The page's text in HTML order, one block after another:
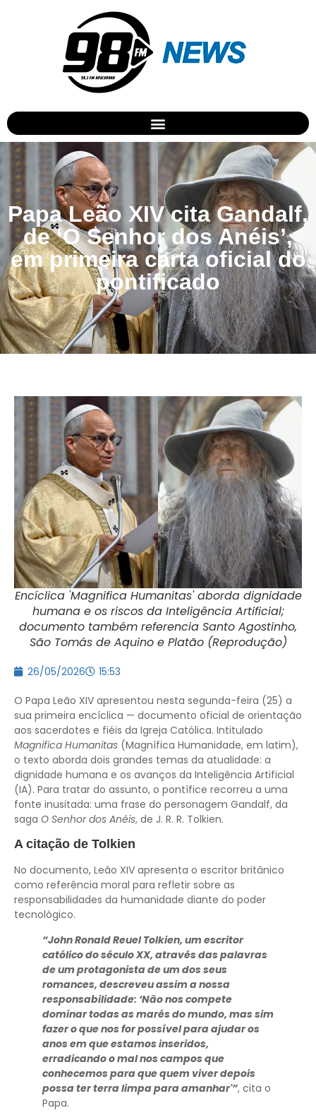
Papa Leão XIV cita Gandalf,
de ‘O Senhor dos Anéis’,
em primeira carta oficial do
pontificado
Encíclica 'Magnifica Humanitas' aborda dignidade
humana e os riscos da Inteligência Artificial;
documento também referencia Santo Agostinho,
São Tomás de Aquino e Platão (Reprodução)
26/05/2026 15:53
O Papa Leão XIV apresentou nesta segunda-feira (25) a
sua primeira encíclica — documento oficial de orientação
aos sacerdotes e fiéis da Igreja Católica. Intitulado
Magnifica Humanitas (Magnífica Humanidade, em latim),
o texto aborda dois grandes temas da atualidade: a
dignidade humana e os avanços da Inteligência Artificial
(IA). Para tratar do assunto, o pontífice recorreu a uma
fonte inusitada: uma frase do personagem Gandalf, da
saga O Senhor dos Anéis, de J. R. R. Tolkien.
A citação de Tolkien
No documento, Leão XIV apresenta o escritor britânico
como referência moral para refletir sobre as
responsabilidades da humanidade diante do poder
tecnológico.
“John Ronald Reuel Tolkien, um escritor
católico do século XX, através das palavras
de um protagonista de um dos seus
romances, descreveu assim a nossa
responsabilidade: ‘Não nos compete
dominar todas as marés do mundo, mas sim
fazer o que nos for possível para ajudar os
anos em que estamos inseridos,
erradicando o mal nos campos que
conhecemos para que quem viver depois
possa ter terra limpa para amanhar'”, cita o
Papa.